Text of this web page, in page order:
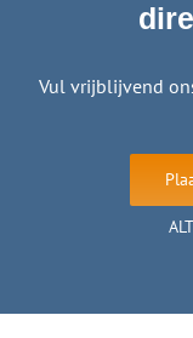
Vul vrijblijvend